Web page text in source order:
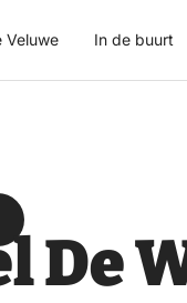
Veluwe In de buurt
De